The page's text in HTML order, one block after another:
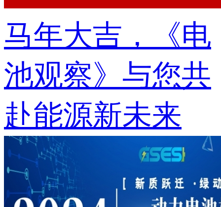
马年大吉，《电
池观察》与您共
赴能源新未来